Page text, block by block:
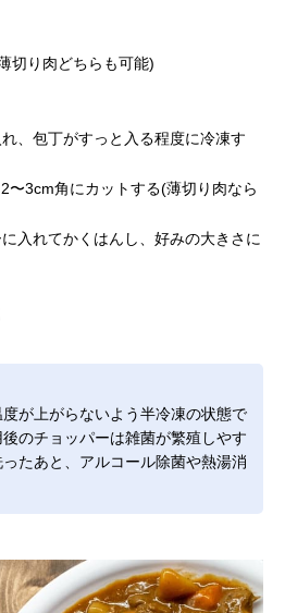
切り肉どちらも可能)
、包丁がすっと入る程度に冷凍す
3cm角にカットする(薄切り肉なら
入れてかくはんし、好みの大きさに
が上がらないよう半冷凍の状態で
のチョッパーは雑菌が繁殖しやす
たあと、アルコール除菌や熱湯消